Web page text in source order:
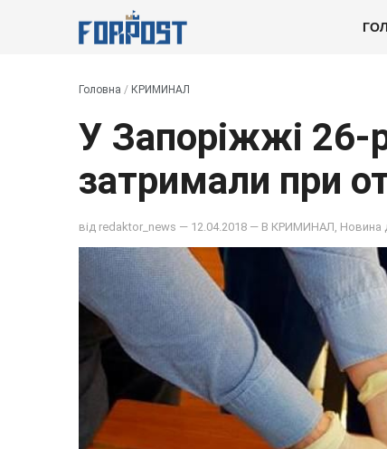
Головна / КРИМИНАЛ
У Запоріжжі 26-
затримали при
від redaktor_news — 12.04.2018 — В КРИМИНАЛ Новина